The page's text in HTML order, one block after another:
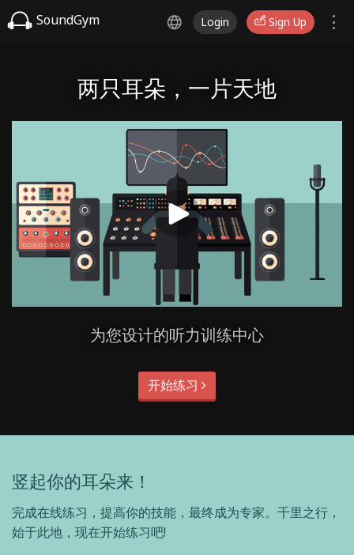
SoundGym Login Sign Up
两只耳朵，一片天地
为您设计的听力训练中心
开始练习
竖起你的耳朵来！
完成在线练习，提高你的技能，最终成为专家。千里之行，
始于此地，现在开始练习吧!